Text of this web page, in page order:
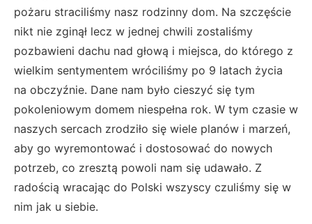
pożaru straciliśmy nasz rodzinny dom. Na szczęście
nikt nie zginął lecz w jednej chwili zostaliśmy
pozbawieni dachu nad głową i miejsca, do którego z
wielkim sentymentem wróciliśmy po 9 latach życia
na obczyźnie. Dane nam było cieszyć się tym
pokoleniowym domem niespełna rok. W tym czasie w
naszych sercach zrodziło się wiele planów i marzeń,
aby go wyremontować i dostosować do nowych
potrzeb, co zresztą powoli nam się udawało. Z
radością wracając do Polski wszyscy czuliśmy się w
nim jak u siebie.